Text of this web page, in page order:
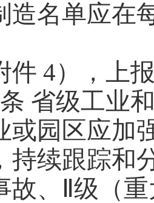
造名单应在
件 4），上
省级工业
或园区应加
持续跟踪和
故、Ⅱ级（